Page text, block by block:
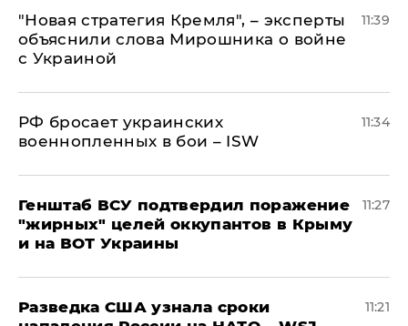
"Новая стратегия Кремля", – эксперты
объяснили слова Мирошника о войне
с Украиной
11:39
РФ бросает украинских
военнопленных в бои – ISW
11:34
Генштаб ВСУ подтвердил поражение
"жирных" целей оккупантов в Крыму
и на ВОТ Украины
11:27
Разведка США узнала сроки
11:21